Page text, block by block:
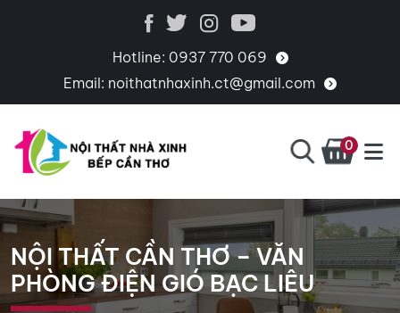
Hotline: 0937 770 069
Email: noithatnhaxinh.ct@gmail.com
BẾP
CẦN
THƠ
CHUYÊN
THIẾT
KẾ,
THI
CÔNG,
0
NỘI THẤT CẦN THƠ – VĂN
PHÒNG ĐIỆN GIÓ BẠC LIÊU